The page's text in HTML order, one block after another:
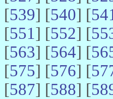
[539] [540] [
[551] [552] [
[563] [564] [
[575] [576] [
[587] [588] [